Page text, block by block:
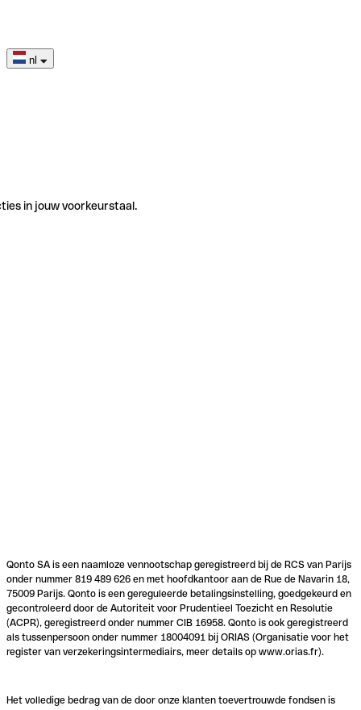
nl
in jouw voorkeurstaal.
Qonto SA is een naamloze vennootschap geregistreerd bij de RCS van Parijs
onder nummer 819 489 626 en met hoofdkantoor aan de Rue de Navarin 18,
75009 Parijs. Qonto is een gereguleerde betalingsinstelling, goedgekeurd en
gecontroleerd door de Autoriteit voor Prudentieel Toezicht en Resolutie
(ACPR), geregistreerd onder nummer CIB 16958. Qonto is ook geregistreerd
als tussenpersoon onder nummer 18004091 bij ORIAS (Organisatie voor het
register van verzekeringsintermediairs, meer details op www.orias.fr).
Het volledige bedrag van de door onze klanten toevertrouwde fondsen is